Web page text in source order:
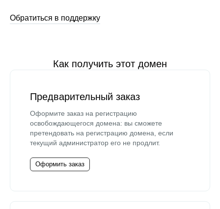
Обратиться в поддержку
Как получить этот домен
Предварительный заказ
Оформите заказ на регистрацию
освобождающегося домена: вы сможете
претендовать на регистрацию домена, если
текущий администратор его не продлит.
Оформить заказ